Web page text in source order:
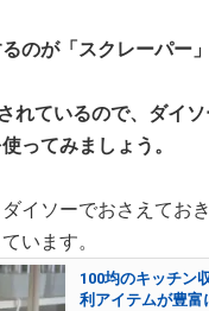
のが「スクレーパー」
れているので、ダイ
ってみましょう。
イソーでおさえてお
います。
100均のキッチン
利アイテムが豊富